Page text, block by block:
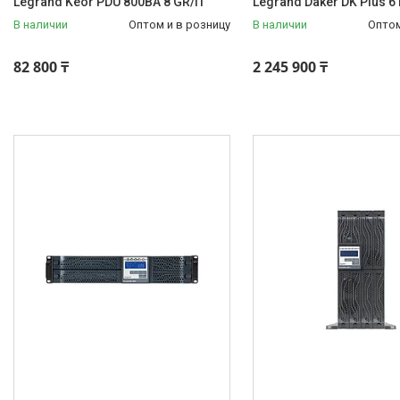
В наличии Оптом и в розницу
82 800 ₸
В наличии
2 245 900 ₸